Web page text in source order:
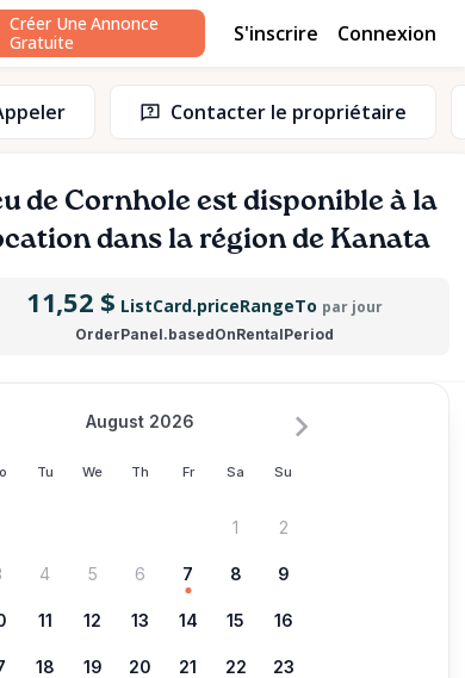
Créer Une Annonce
Gratuite
S'inscrire Connexion
Contacter le propriétaire
de Cornhole est disponible à la
dans la région de Kanata
11,52 $ ListCard.priceRangeTo par jour
OrderPanel.basedOnRentalPeriod
Tu We Th Fr Sa Su
August 2026
1 2
4 5 6 7 8 9
11 12 13 14 15 16
18 19 20 21 22 23